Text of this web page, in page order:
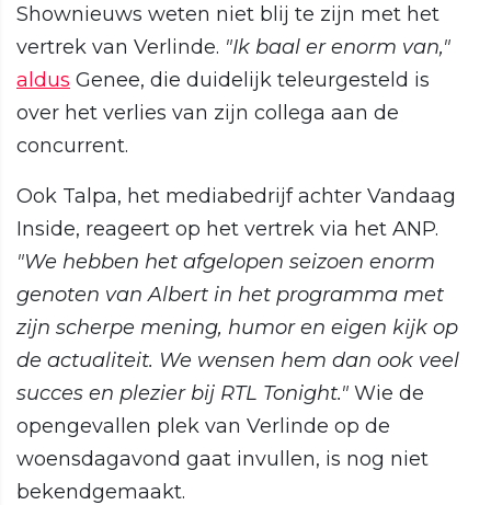
Shownieuws weten niet blij te zijn met het
vertrek van Verlinde. "Ik baal er enorm van,"
aldus Genee, die duidelijk teleurgesteld is
over het verlies van zijn collega aan de
concurrent.
Ook Talpa, het mediabedrijf achter Vandaag
Inside, reageert op het vertrek via het ANP.
"We hebben het afgelopen seizoen enorm
genoten van Albert in het programma met
zijn scherpe mening, humor en eigen kijk op
de actualiteit. We wensen hem dan ook veel
succes en plezier bij RTL Tonight." Wie de
opengevallen plek van Verlinde op de
woensdagavond gaat invullen, is nog niet
bekendgemaakt.